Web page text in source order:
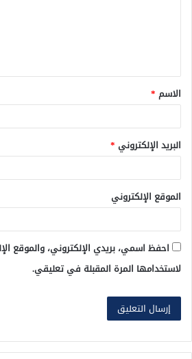
ق
*
الاسم *
البريد الإلكتروني *
الموقع الإلكتروني
احفظ اسمي، بريدي الإلكتروني، والموقع
لاستخدامها المرة المقبلة في تعليقي.